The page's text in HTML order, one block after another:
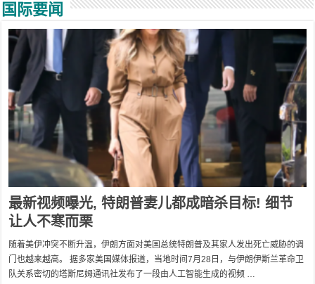
国际要闻
最新视频曝光, 特朗普妻儿都成暗杀目标! 细节
让人不寒而栗
随着美伊冲突不断升温，伊朗方面对美国总统特朗普及其家人发出死亡威胁的调
门也越来越高。 据多家美国媒体报道，当地时间7月28日，与伊朗伊斯兰革命卫
队关系密切的塔斯尼姆通讯社发布了一段由人工智能生成的视频 …